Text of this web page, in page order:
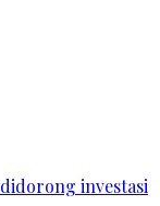
investasi